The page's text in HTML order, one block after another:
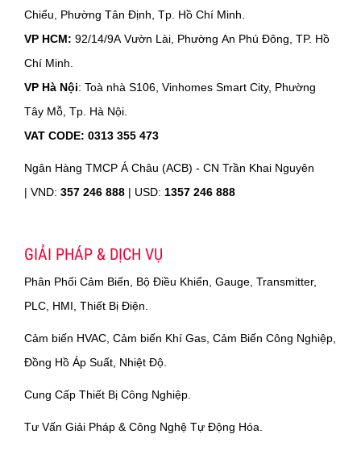
Chiểu, Phường Tân Định, Tp. Hồ Chí Minh.
VP HCM: 92/14/9A Vườn Lài, Phường An Phú Đông, TP. Hồ
Chí Minh.
VP Hà Nội: Toà nhà S106, Vinhomes Smart City, Phường
Tây Mỗ, Tp. Hà Nội.
VAT CODE: 0313 355 473
Ngân Hàng TMCP Á Châu (ACB) - CN Trần Khai Nguyên
| VND: 357 246 888 | USD: 1357 246 888
GIẢI PHÁP & DỊCH VỤ
Phân Phối Cảm Biến, Bộ Điều Khiển, Gauge, Transmitter,
PLC, HMI, Thiết Bị Điện.
Cảm biến HVAC, Cảm biến Khí Gas, Cảm Biến Công Nghiệp,
Đồng Hồ Áp Suất, Nhiệt Độ.
Cung Cấp Thiết Bị Công Nghiệp.
Tư Vấn Giải Pháp & Công Nghệ Tự Động Hóa.